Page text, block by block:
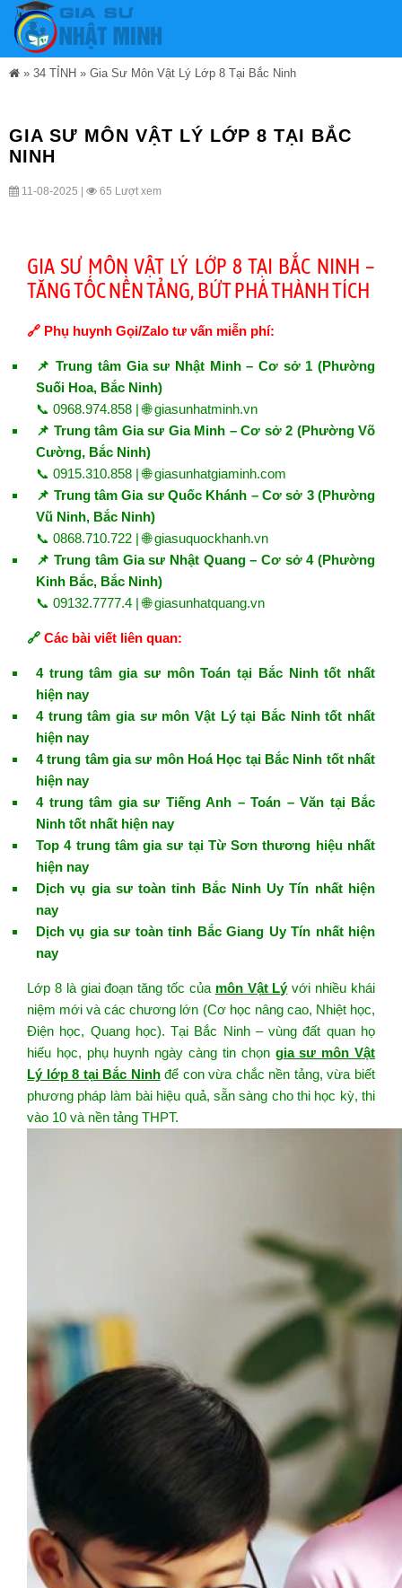
» 34 TỈNH » Gia Sư Môn Vật Lý Lớp 8 Tại Bắc Ninh
GIA SƯ MÔN VẬT LÝ LỚP 8 TẠI BẮC
NINH
11-08-2025 | 65 Lượt xem
GIA SƯ MÔN VẬT LÝ LỚP 8 TẠI BẮC NINH –
TĂNG TỐC NỀN TẢNG, BỨT PHÁ THÀNH TÍCH
🔗 Phụ huynh Gọi/Zalo tư vấn miễn phí:
📌 Trung tâm Gia sư Nhật Minh – Cơ sở 1 (Phường
Suối Hoa, Bắc Ninh)
📞 0968.974.858 | 🌐giasunhatminh.vn
📌 Trung tâm Gia sư Gia Minh – Cơ sở 2 (Phường Võ
Cường, Bắc Ninh)
📞 0915.310.858 | 🌐giasunhatgiaminh.com
📌 Trung tâm Gia sư Quốc Khánh – Cơ sở 3 (Phường
Vũ Ninh, Bắc Ninh)
📞 0868.710.722 | 🌐giasuquockhanh.vn
📌 Trung tâm Gia sư Nhật Quang – Cơ sở 4 (Phường
Kinh Bắc, Bắc Ninh)
📞 09132.7777.4 | 🌐giasunhatquang.vn
🔗 Các bài viết liên quan:
4 trung tâm gia sư môn Toán tại Bắc Ninh tốt nhất
hiện nay
4 trung tâm gia sư môn Vật Lý tại Bắc Ninh tốt nhất
hiện nay
4 trung tâm gia sư môn Hoá Học tại Bắc Ninh tốt nhất
hiện nay
4 trung tâm gia sư Tiếng Anh – Toán – Văn tại Bắc
Ninh tốt nhất hiện nay
Top 4 trung tâm gia sư tại Từ Sơn thương hiệu nhất
hiện nay
Dịch vụ gia sư toàn tỉnh Bắc Ninh Uy Tín nhất hiện
nay
Dịch vụ gia sư toàn tỉnh Bắc Giang Uy Tín nhất hiện
nay
Lớp 8 là giai đoạn tăng tốc của môn Vật Lývới nhiều khái
niệm mới và các chương lớn (Cơ học nâng cao, Nhiệt học,
Điện học, Quang học). Tại Bắc Ninh – vùng đất quan họ
hiếu học, phụ huynh ngày càng tin chọn gia sư môn Vật
Lý lớp 8 tại Bắc Ninhđể con vừa chắc nền tảng, vừa biết
phương pháp làm bài hiệu quả, sẵn sàng cho thi học kỳ, thi
vào 10 và nền tảng THPT.